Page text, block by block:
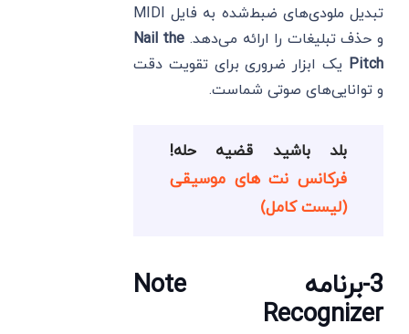
تبدیل ملودی‌های ضبط‌شده به فایل MIDI
و حذف تبلیغات را ارائه می‌دهد. Nail the
Pitch یک ابزار ضروری برای تقویت دقت
و توانایی‌های صوتی شماست.
بلد باشید قضیه حله!
فرکانس نت های موسیقی
(لیست کامل)
3-برنامه Note
Recognizer